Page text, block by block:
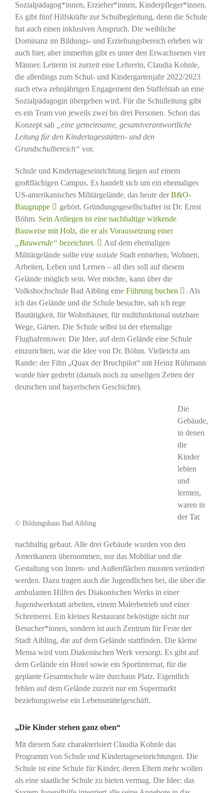
Sozialpädagog*innen, Erzieher*innen, Kinderpfleger*innen.
Es gibt fünf Hilfskräfte zur Schulbegleitung, denn die Schule
hat auch einen inklusiven Anspruch. Die weibliche
Dominanz im Bildungs- und Erziehungsbereich erleben wir
auch hier, aber immerhin gibt es unter den Erwachsenen vier
Männer. Leiterin ist zurzeit eine Lehrerin, Claudia Kohnle,
die allerdings zum Schul- und Kindergartenjahr 2022/2023
nach etwa zehnjährigen Engagement den Staffelstab an eine
Sozialpädagogin übergeben wird. Für die Schulleitung gibt
es ein Team von jeweils zwei bis drei Personen. Schon das
Konzept sah
„eine gemeinsame, gesamtverantwortliche
Leitung für den Kindertagesstätten- und den
Grundschulbereich“ vor.
Schule und Kindertageseinrichtung liegen auf einem
großflächigen Campus. Es handelt sich um ein ehemaliges
US-amerikanisches Militärgelände, das heute derB&O-
Baugruppe
gehört. Gründungsgesellschafter ist Dr. Ernst
Böhm. Sein Anliegen ist eine nachhaltige wirkende
Bauweise mit Holz, die er als Voraussetzung einer
„Bauwende“ bezeichnet.
Auf dem ehemaligen
Militärgelände sollte eine soziale Stadt entstehen, Wohnen,
Arbeiten, Leben und Lernen – all dies soll auf diesem
Gelände möglich sein. Wer möchte, kann über die
Volkshochschule Bad Aibling eine Führung buchen
. Als
ich das Gelände und die Schule besuchte, sah ich rege
Bautätigkeit, für Wohnhäuser, für multifunktional nutzbare
Wege, Gärten. Die Schule selbst ist der ehemalige
Flughafentower. Die Idee, auf dem Gelände eine Schule
einzurichten, war die Idee von Dr. Böhm. Vielleicht am
Rande: der Film „Quax der Bruchpilot“ mit Heinz Rühmann
wurde hier gedreht (damals noch zu unseligen Zeiten der
deutschen und bayerischen Geschichte).
© Bildungshaus Bad Aibling
Die
Gebäude,
in denen
die
Kinder
lebten
und
lernten,
waren in
der Tat
nachhaltig gebaut. Alle drei Gebäude wurden von den
Amerikanern übernommen, nur das Mobiliar und die
Gestaltung von Innen- und Außenflächen mussten verändert
werden. Dazu tragen auch die Jugendlichen bei, die über die
ambulanten Hilfen des Diakonischen Werks in einer
Jugendwerkstatt arbeiten, einem Malerbetrieb und einer
Schreinerei. Ein kleines Restaurant beköstigte nicht nur
Besucher*innen, sondern ist auch Zentrum für Feste der
Stadt Aibling, die auf dem Gelände stattfinden. Die kleine
Mensa wird vom Diakonischen Werk versorgt. Es gibt auf
dem Gelände ein Hotel sowie ein Sportinternat, für die
geplante Gesamtschule wäre durchaus Platz. Eigentlich
fehlen auf dem Gelände zurzeit nur ein Supermarkt
beziehungsweise ein Lebensmittelgeschäft.
„Die Kinder stehen ganz oben“
Mit diesem Satz charakterisiert Claudia Kohnle das
Programm von Schule und Kindertageseinrichtungen. Die
Schule ist eine Schule für Kinder, deren Eltern mehr wollen
als eine staatliche Schule zu bieten vermag. Die Idee: das